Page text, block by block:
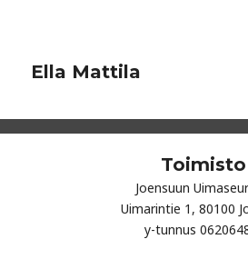
Ella Mattila
Toimisto
Joensuun
Uimarintie 1, 80100
y-tunnus